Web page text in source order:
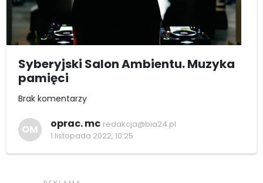
Syberyjski Salon Ambientu. Muzyka
pamięci
Brak komentarzy
OM oprac. mc redakcja@bia24.pl
1 listopada 2022, 10:25